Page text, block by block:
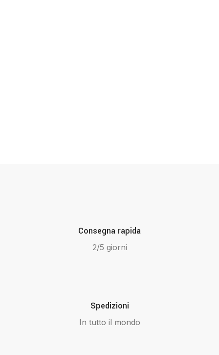
Consegna rapida
2/5 giorni
Spedizioni
In tutto il mondo